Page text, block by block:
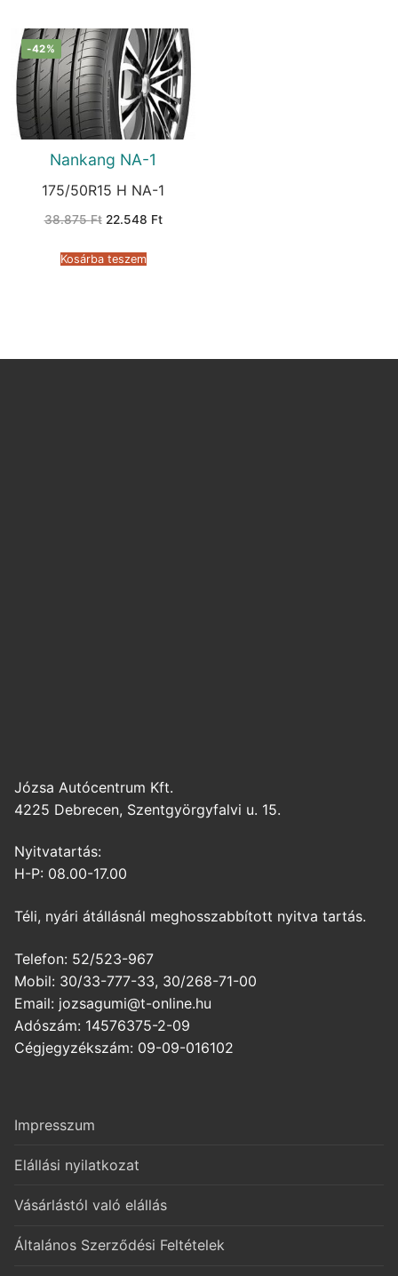
-42%
Nankang NA-1
175/50R15 H NA-1
38.875Ft Original
38.875 Ft.
22.548 FtCurrent
Kosárba teszem
Józsa Autócentrum Kft.
4225 Debrecen, Szentgyörgyfalvi u. 15.
Nyitvatartás:
H-P: 08.00-17.00
Téli, nyári átállásnál meghosszabbított nyitva tartás.
Telefon: 52/523-967
Mobil: 30/33-777-33, 30/268-71-00
Email: jozsagumi@t-online.hu
Adószám: 14576375-2-09
Cégjegyzékszám: 09-09-016102
Impresszum
Elállási nyilatkozat
Vásárlástól való elállás
Általános Szerződési Feltételek